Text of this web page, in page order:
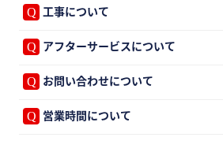
工事について
アフターサービスについて
お問い合わせについて
営業時間について